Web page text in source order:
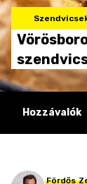
Hozzávalók
Fördős